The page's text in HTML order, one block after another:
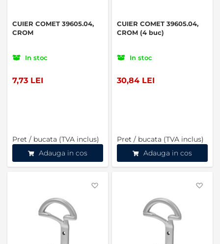
CUIER COMET 39605.04,
CROM
In stoc
7,73 LEI
Pret / bucata (TVA inclus)
Adauga in cos
CUIER COMET 39605.04,
CROM (4 buc)
In stoc
30,84 LEI
Pret / bucata (TVA inclus)
Adauga in cos